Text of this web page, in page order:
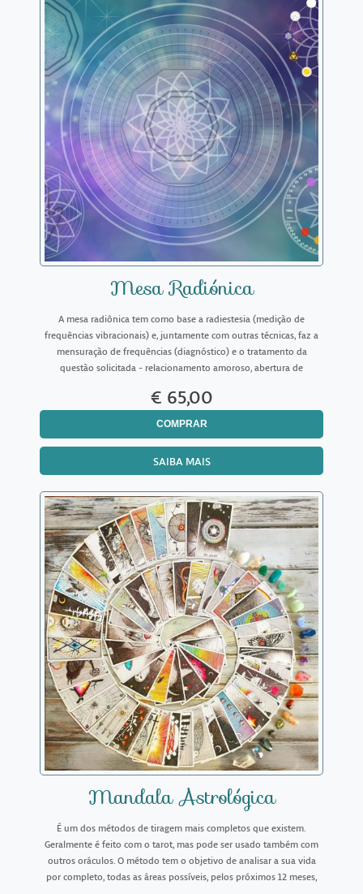
Mesa Radiónica
A mesa radiônica tem como base a radiestesia (medição de
frequências vibracionais) e, juntamente com outras técnicas, faz a
mensuração de frequências (diagnóstico) e o tratamento da
questão solicitada - relacionamento amoroso, abertura de
€ 65,00
COMPRAR
SAIBA MAIS
Mandala Astrológica
É um dos métodos de tiragem mais completos que existem.
Geralmente é feito com o tarot, mas pode ser usado também com
outros oráculos. O método tem o objetivo de analisar a sua vida
por completo, todas as áreas possíveis, pelos próximos 12 meses,